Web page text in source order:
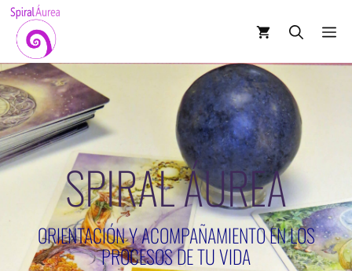
SPIRAL ÁUREA
ORIENTACIÓN Y ACOMPAÑAMIENTO EN LOS
PROCESOS DE TU VIDA